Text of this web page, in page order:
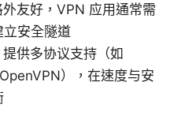
友好，VPN 应用通常需
安全隧道
供多协议支持（如
），在速度与安